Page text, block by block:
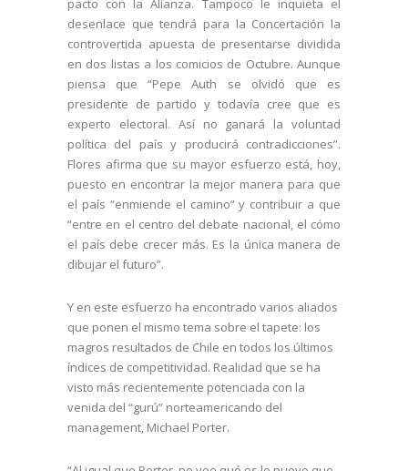
pacto con la Alianza. Tampoco le inquieta el
desenlace que tendrá para la Concertación la
controvertida apuesta de presentarse dividida
en dos listas a los comicios de Octubre. Aunque
piensa que “Pepe Auth se olvidó que es
presidente de partido y todavía cree que es
experto electoral. Así no ganará la voluntad
política del país y producirá contradicciones”.
Flores afirma que su mayor esfuerzo está, hoy,
puesto en encontrar la mejor manera para que
el país “enmiende el camino” y contribuir a que
“entre en el centro del debate nacional, el cómo
el país debe crecer más. Es la única manera de
dibujar el futuro”.
Y en este esfuerzo ha encontrado varios aliados
que ponen el mismo tema sobre el tapete: los
magros resultados de Chile en todos los últimos
índices de competitividad. Realidad que se ha
visto más recientemente potenciada con la
venida del “gurú” norteamericando del
management, Michael Porter.